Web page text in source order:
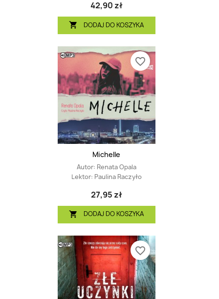
42,90 zł
 DODAJ DO KOSZYKA
Michelle
Autor: Renata Opala
Lektor: Paulina Raczyło
27,95 zł
 DODAJ DO KOSZYKA
favorite_border
favorite_border